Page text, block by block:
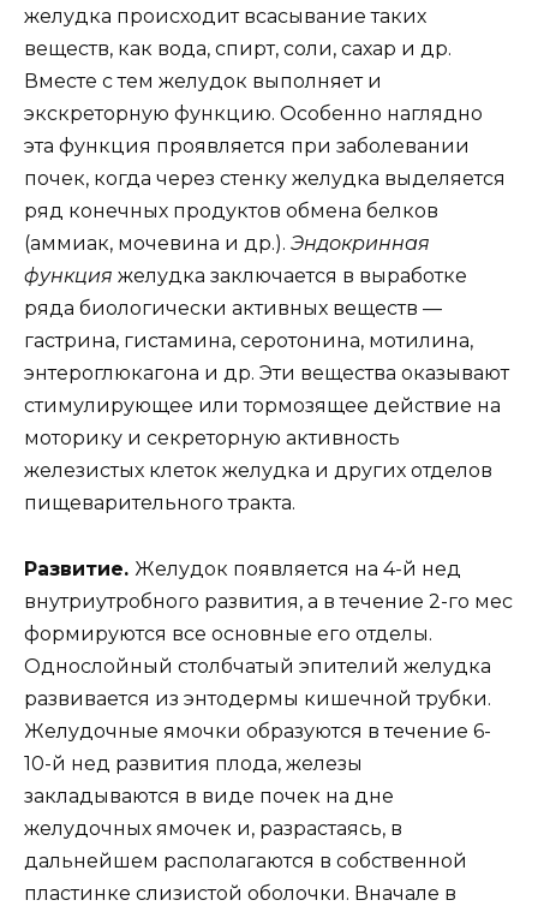
желудка происходит всасывание таких
веществ, как вода, спирт, соли, сахар и др.
Вместе с тем желудок выполняет и
экскреторную функцию. Особенно наглядно
эта функция проявляется при заболевании
почек, когда через стенку желудка выделяется
ряд конечных продуктов обмена белков
(аммиак, мочевина и др.). Эндокринная
функция желудка заключается в выработке
ряда биологически активных веществ —
гастрина, гистамина, серотонина, мотилина,
энтероглюкагона и др. Эти вещества оказывают
стимулирующее или тормозящее действие на
моторику и секреторную активность
железистых клеток желудка и других отделов
пищеварительного тракта.
Развитие. Желудок появляется на 4-й нед
внутриутробного развития, а в течение 2-го мес
формируются все основные его отделы.
Однослойный столбчатый эпителий желудка
развивается из энтодермы кишечной трубки.
Желудочные ямочки образуются в течение 6-
10-й нед развития плода, железы
закладываются в виде почек на дне
желудочных ямочек и, разрастаясь, в
дальнейшем располагаются в собственной
пластинке слизистой оболочки. Вначале в